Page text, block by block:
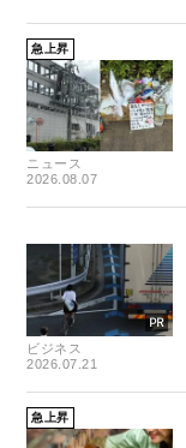
急上昇
ニュース
2026.08.07
ビジネス
2026.07.21
急上昇